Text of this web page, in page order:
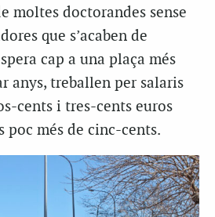
moltes doctorandes sense
que s’acaben de
cap a una plaça més
anys, treballen per salaris
cents i tres-cents euros
poc més de cinc-cents.